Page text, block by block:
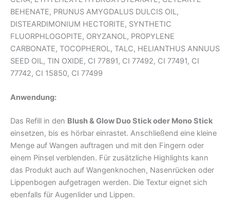
BEHENATE, PRUNUS AMYGDALUS DULCIS OIL,
DISTEARDIMONIUM HECTORITE, SYNTHETIC
FLUORPHLOGOPITE, ORYZANOL, PROPYLENE
CARBONATE, TOCOPHEROL, TALC, HELIANTHUS ANNUUS
SEED OIL, TIN OXIDE, CI 77891, CI 77492, CI 77491, CI
77742, CI 15850, CI 77499
Anwendung:
Das Refill in den Blush & Glow Duo Stick oder Mono Stick
einsetzen, bis es hörbar einrastet. Anschließend eine kleine
Menge auf Wangen auftragen und mit den Fingern oder
einem Pinsel verblenden. Für zusätzliche Highlights kann
das Produkt auch auf Wangenknochen, Nasenrücken oder
Lippenbogen aufgetragen werden. Die Textur eignet sich
ebenfalls für Augenlider und Lippen.